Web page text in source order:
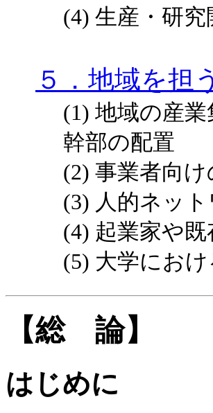
(4) 生産・研
５．地域を担
(1) 地域の産
幹部の配置
(2) 事業者向
(3) 人的ネッ
(4) 起業家や
(5) 大学にお
【総 論】
はじめに